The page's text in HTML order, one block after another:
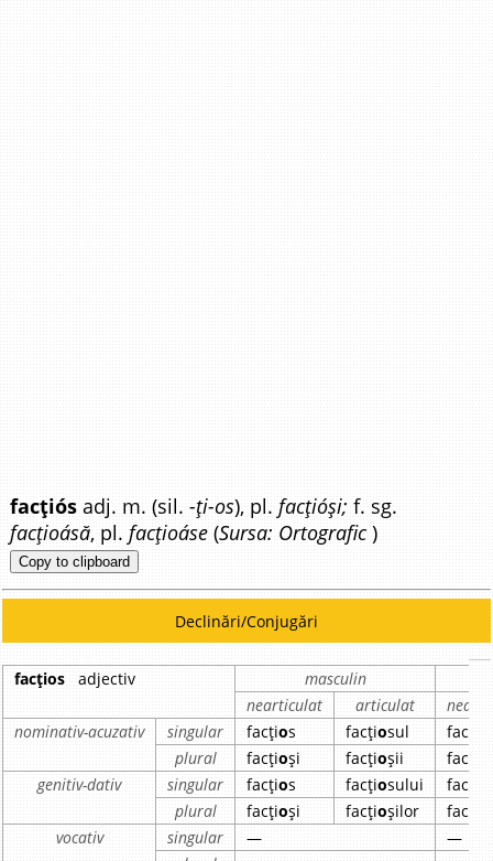
facțiós adj. m. (sil.-ți-os), pl.facțióși; f. sg.
facțioásă, pl.facțioáse (Sursa: Ortografic)
Copy to clipboard
Declinări/Conjugări
facțios adjectiv
masculin
nearticulat
articulat
nominativ-acuzativ
singular facțios facțiosul facțio
plural
facțioși facțioșii facțio
genitiv-dativ
singular facțios facțiosului facțio
plural
facțioși facțioșilor facțio
vocativ
singular —
—